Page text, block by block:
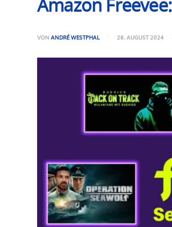
Amazon
VON ANDRÉ WESTPHAL 28. AUGUST 2024